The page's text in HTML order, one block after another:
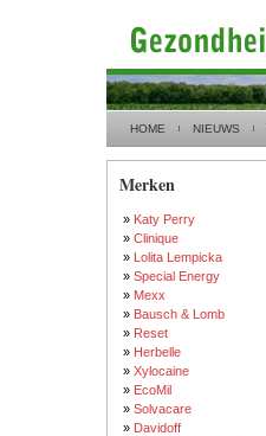
HOME NIEUWS
Merken
» Katy Perry
» Clinique
» Lolita Lempicka
» Special Energy
» Mexx
» Bausch & Lomb
» Reset
» Herbelle
» Xylocaine
» EcoMil
» Solvacare
» Davidoff